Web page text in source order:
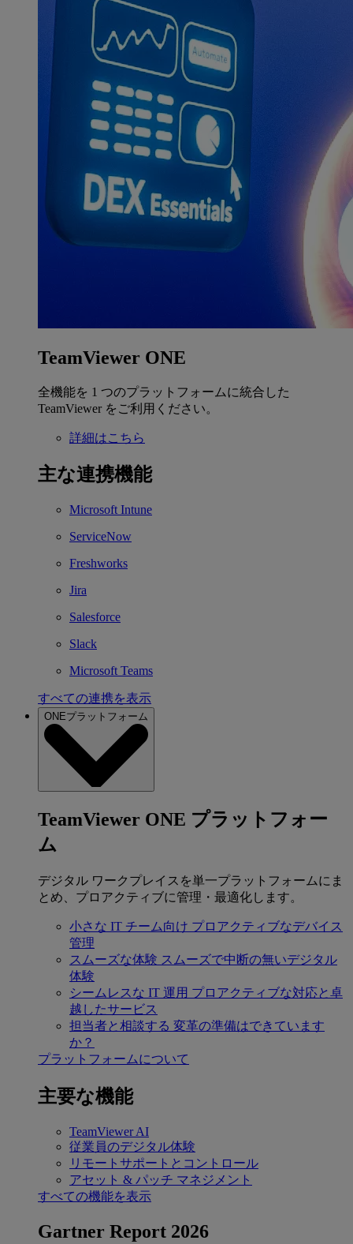
TeamViewer ONE
全機能を 1 つのプラットフォームに統合した
TeamViewer をご利用ください。
詳細はこちら
主な連携機能
Microsoft Intune
ServiceNow
Freshworks
Jira
Salesforce
Slack
Microsoft Teams
すべての連携を表示
ONEプラットフォーム
TeamViewer ONE プラットフォー
ム
デジタル ワークプレイスを単一プラットフォームにま
とめ、プロアクティブに管理・最適化します。
小さな IT チーム向け プロアクティブなデバイス
管理
スムーズな体験 スムーズで中断の無いデジタル
体験
シームレスな IT 運用 プロアクティブな対応と卓
越したサービス
担当者と相談する 変革の準備はできています
か？
プラットフォームについて
主要な機能
TeamViewer AI
従業員のデジタル体験
リモートサポートとコントロール
アセット & パッチ マネジメント
すべての機能を表示
Gartner Report 2026